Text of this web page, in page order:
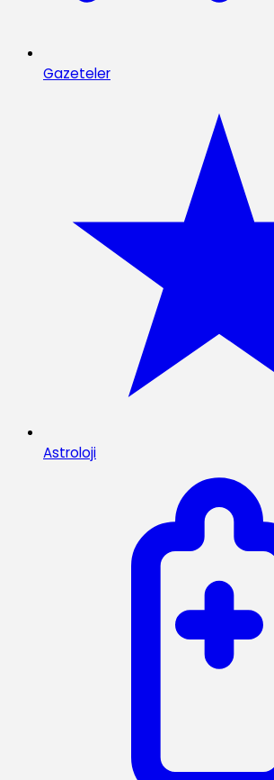
Gazeteler
Astroloji